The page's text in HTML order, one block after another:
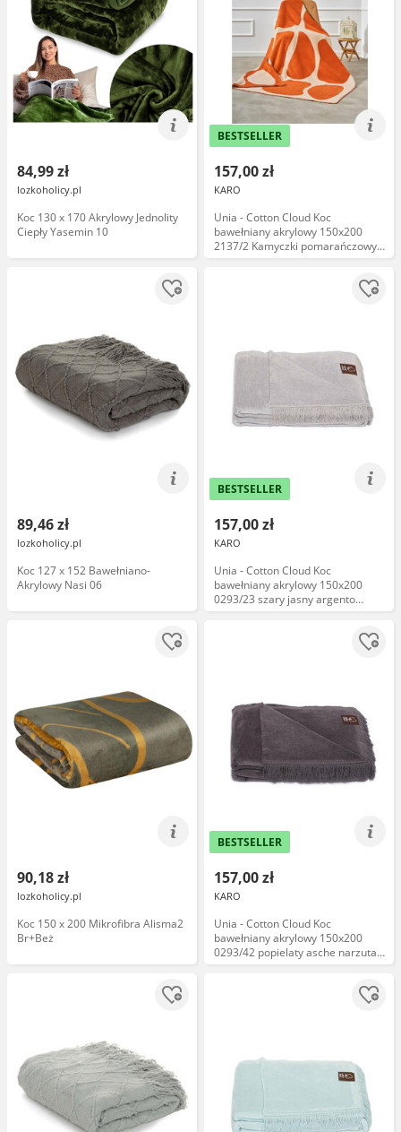
84,99 zł
lozkoholicy.pl
Koc 130 x 170 Akrylowy Jednolity
Ciepły Yasemin 10
BESTSELLER
157,00 zł
KARO
Unia - Cotton Cloud Koc
bawełniany akrylowy 150x200
2137/2 Kamyczki pomarańczowy
narzuta pled wykończony
89,46 zł
lozkoholicy.pl
Koc 127 x 152 Bawełniano-
Akrylowy Nasi 06
BESTSELLER
157,00 zł
KARO
Unia - Cotton Cloud Koc
bawełniany akrylowy 150x200
0293/23 szary jasny argento
narzuta pled
90,18 zł
lozkoholicy.pl
Koc 150 x 200 Mikrofibra Alisma2
Br+Beż
BESTSELLER
157,00 zł
KARO
Unia - Cotton Cloud Koc
bawełniany akrylowy 150x200
0293/42 popielaty asche narzuta
pled wykończony frędzlami